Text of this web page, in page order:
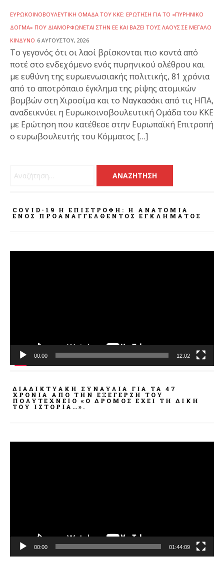
ΕΥΡΩΚΟΙΝΟΒΟΥΛΕΥΤΙΚΉ ΟΜΆΔΑ ΤΟΥ ΚΚΕ: ΕΡΏΤΗΣΗ ΓΙΑ ΤΟ «ΠΥΡΗΝΙΚΌ
ΔΌΓΜΑ» ΠΟΥ ΔΙΑΜΟΡΦΏΝΕΤΑΙ ΣΤΗΝ ΕΕ ΚΑΙ ΒΆΖΕΙ ΤΟΥΣ ΛΑΟΎΣ ΣΕ ΜΕΓΆΛΟ
ΚΊΝΔΥΝΟ 6 ΑΥΓΟΎΣΤΟΥ, 2026
To γεγονός ότι οι λαοί βρίσκονται πιο κοντά από
ποτέ στο ενδεχόμενο ενός πυρηνικού ολέθρου και
με ευθύνη της ευρωενωσιακής πολιτικής, 81 χρόνια
από το αποτρόπαιο έγκλημα της ρίψης ατομικών
βομβών στη Χιροσίμα και το Ναγκασάκι από τις ΗΠΑ,
αναδεικνύει η Ευρωκοινοβουλευτική Ομάδα του ΚΚΕ
με Ερώτηση που κατέθεσε στην Ευρωπαϊκή Επιτροπή
ο ευρωβουλευτής του Κόμματος […]
Αναζήτηση για:
COVID-19 Η ΕΠΙΣΤΡΟΦΗ: Η ΑΝΑΤΟΜΊΑ
ΕΝΌΣ ΠΡΟΑΝΑΓΓΕΛΘΈΝΤΟΣ ΕΓΚΛΉΜΑΤΟΣ
00:00 12:02
ΔΙΑΔΙΚΤΥΑΚΉ ΣΥΝΑΥΛΊΑ ΓΙΑ ΤΑ 47
ΧΡΌΝΙΑ ΑΠΌ ΤΗΝ ΕΞΈΓΕΡΣΗ ΤΟΥ
ΠΟΛΥΤΕΧΝΕΊΟ «Ο ΔΡΌΜΟΣ ΈΧΕΙ ΤΗ ΔΙΚΉ
ΤΟΥ ΙΣΤΟΡΊΑ…».
00:00 01:44:09